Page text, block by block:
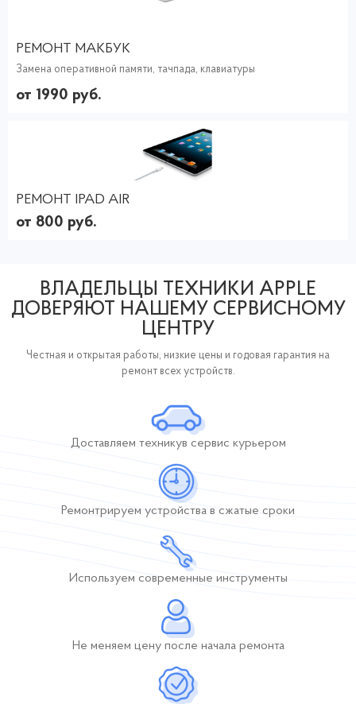
РЕМОНТ МАКБУК
Замена оперативной памяти, тачпада, клавиатуры
от 1990 руб.
РЕМОНТ IPAD AIR
от 800 руб.
ВЛАДЕЛЬЦЫ ТЕХНИКИ APPLE
ДОВЕРЯЮТ НАШЕМУ СЕРВИСНОМУ
ЦЕНТРУ
Честная и открытая работы, низкие цены и годовая гарантия на
ремонт всех устройств.
Доставляем техникув сервис курьером
Ремонтрируем устройства в сжатые сроки
Используем современные инструменты
Не меняем цену после начала ремонта